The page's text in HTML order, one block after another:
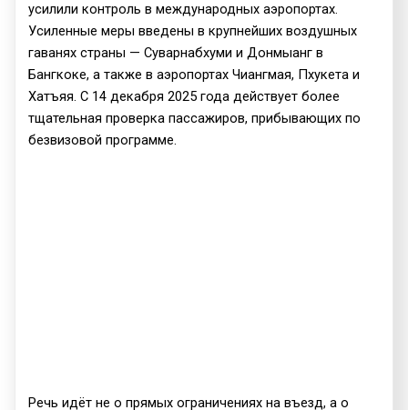
усилили контроль в международных аэропортах.
Усиленные меры введены в крупнейших воздушных
гаванях страны — Суварнабхуми и Донмыанг в
Бангкоке, а также в аэропортах Чиангмая, Пхукета и
Хатъяя. С 14 декабря 2025 года действует более
тщательная проверка пассажиров, прибывающих по
безвизовой программе.
Речь идёт не о прямых ограничениях на въезд, а о